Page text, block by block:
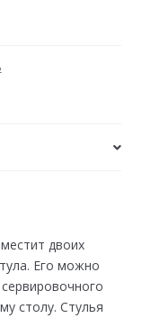
двоих
Его можно
столу. Стулья